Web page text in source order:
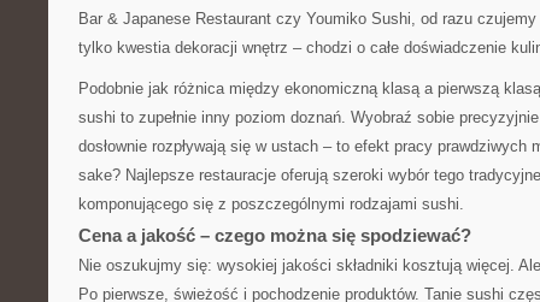
Bar & Japanese Restaurant czy Youmiko Sushi, od razu
tylko kwestia dekoracji wnętrz – chodzi o całe doświadczenie
Podobnie jak różnica między ekonomiczną klasą a pierwszą
sushi to zupełnie inny poziom doznań. Wyobraź sobie
dosłownie rozpływają się w ustach – to efekt pracy prawdziwych
sake? Najlepsze restauracje oferują szeroki wybór tego
komponującego się z poszczególnymi rodzajami sushi.
Cena a jakość – czego można się spodziewać?
Nie oszukujmy się: wysokiej jakości składniki kosztują więcej.
Po pierwsze, świeżość i pochodzenie produktów. Tanie sushi